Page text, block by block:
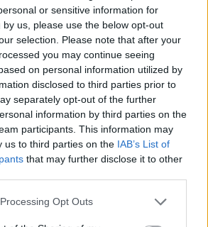
or sensitive information for
us, please use the below opt-out
selection. Please note that after your
you may continue seeing
on personal information utilized by
disclosed to third parties prior to
separately opt-out of the further
information by third parties on the
participants. This information may
us to third parties on the IAB’s List of
that may further disclose it to other
Opt Outs
endvidere, at "den kollektive
situation" i Nordjylland - og
regionsrådet i regionen at finde
til næste år.
beløb, indleder
Vis mere
Del artikel